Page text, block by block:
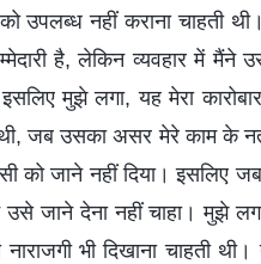
नहीं कराना चाहती
है, लेकिन व्यवहार में मैंने
मुझे लगा, यह मेरा
थी, जब उसका असर मेरे काम के
को जाने नहीं दिया। इसलिए
उसे जाने देना नहीं चाहा। मुझे
भी दिखाना चाहती